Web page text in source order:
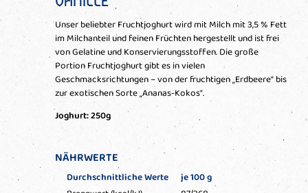
Unser beliebter Fruchtjoghurt wird mit Milch mit 3,5 % Fett
im Milchanteil und feinen Früchten hergestellt und ist frei
von Gelatine und Konservierungsstoffen. Die große
Portion Fruchtjoghurt gibt es in vielen
Geschmacksrichtungen – von der fruchtigen „Erdbeere“ bis
zur exotischen Sorte „Ananas-Kokos“.
Joghurt: 250g
NÄHRWERTE
Durchschnittliche Werte
je 100 g